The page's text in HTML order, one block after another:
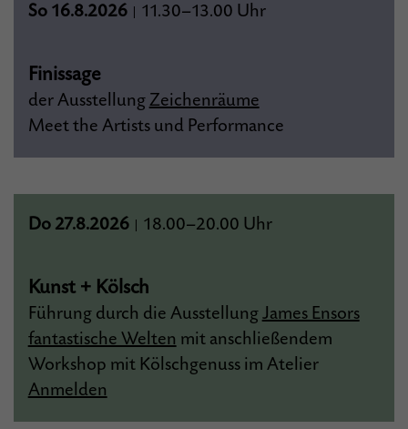
So 16.8.2026 11.30–13.00 Uhr
Finissage
der AusstellungZeichenräume
Meet the Artists und Performance
Do 27.8.2026 18.00–20.00 Uhr
Kunst + Kölsch
Führung durch die AusstellungJames Ensors
fantastische Welten mit anschließendem
Workshop mit Kölschgenuss im Atelier
Anmelden